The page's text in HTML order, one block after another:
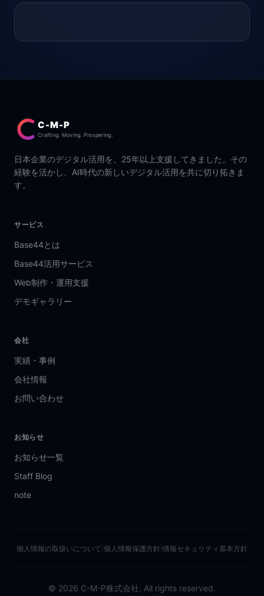
C-M-P
Crafting. Moving. Prospering.
日本企業のデジタル活用を、25年以上支援してきました。その
経験を活かし、AI時代の新しいデジタル活用を共に切り拓きま
す。
サービス
Base44とは
Base44活用サービス
Web制作・運用支援
デモギャラリー
会社
実績・事例
会社情報
お問い合わせ
お知らせ
お知らせ一覧
Staff Blog
note
個人情報の取扱いについて 個人情報保護方針 情報セキュリティ基本方針
© 2026 C-M-P株式会社. All rights reserved.